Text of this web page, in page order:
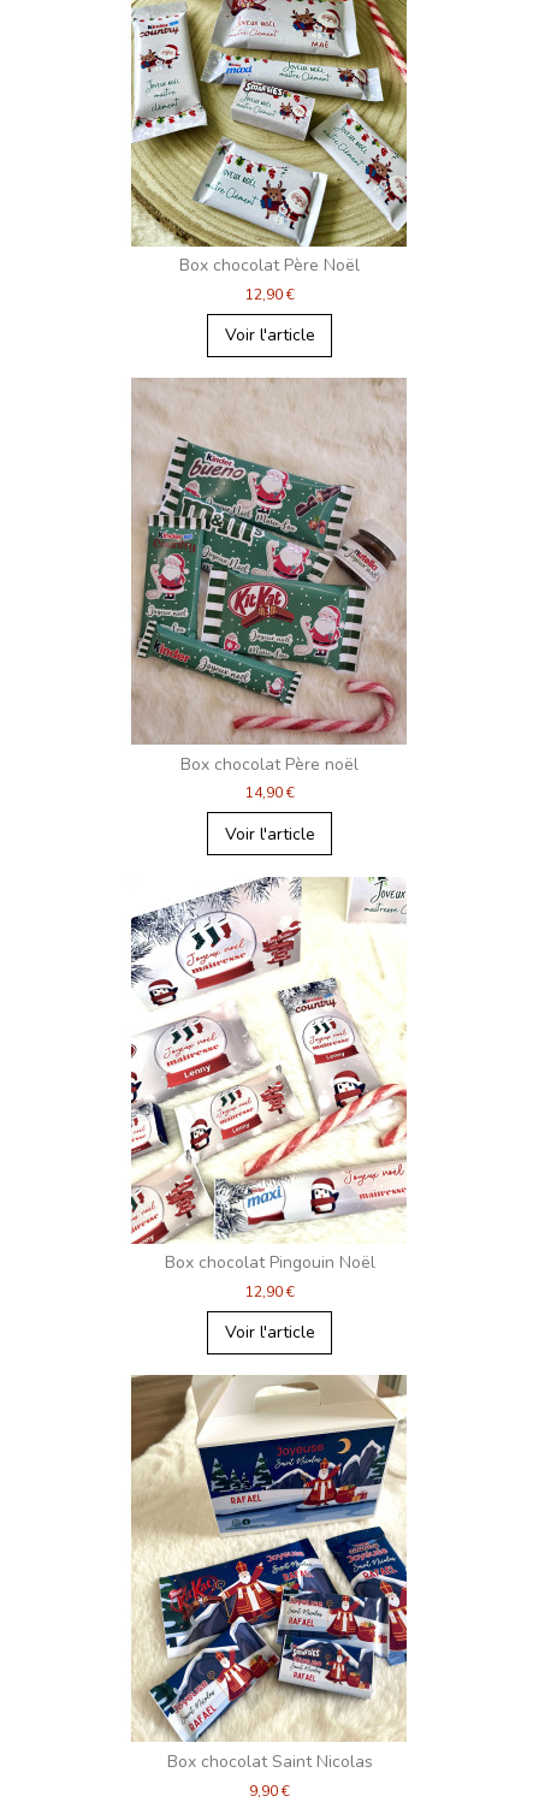
Box chocolat Père Noël
12,90 €
Voir l'article
Box chocolat Père noël
14,90 €
Voir l'article
Box chocolat Pingouin Noël
12,90 €
Voir l'article
Box chocolat Saint Nicolas
9,90 €